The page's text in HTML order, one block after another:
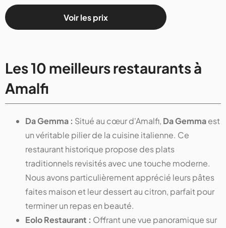
Voir les prix
Les 10 meilleurs restaurants à
Amalfi
Da Gemma : Situé au cœur d'Amalfi, Da Gemmaest
un véritable pilier de la cuisine italienne. Ce
restaurant historique propose des plats
traditionnels revisités avec une touche moderne.
Nous avons particulièrement apprécié leurs pâtes
faites maison et leur dessert au citron, parfait pour
terminer un repas en beauté.
Eolo Restaurant : Offrant une vue panoramique sur